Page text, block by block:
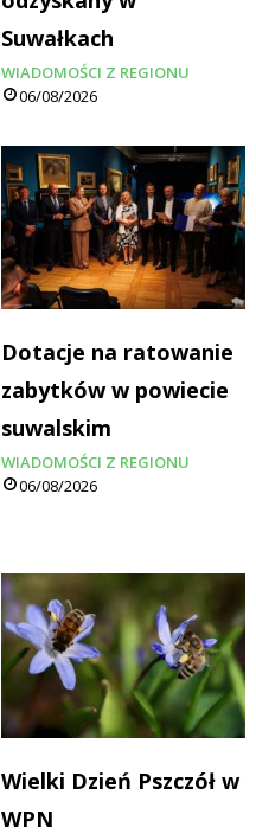
Suwałkach
WIADOMOŚCI Z REGIONU
06/08/2026
Dotacje na ratowanie
zabytków w powiecie
suwalskim
WIADOMOŚCI Z REGIONU
06/08/2026
Wielki Dzień Pszczół w
WPN